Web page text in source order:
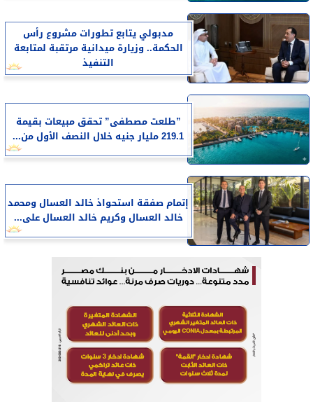
مدبولي يتابع تطورات مشروع رأس
الحكمة.. وزيارة ميدانية مرتقبة لمتابعة
التنفيذ
​”طلعت مصطفى” تحقق مبيعات بقيمة
219.1 مليار جنيه خلال النصف الأول من...
إتمام صفقة استحواذ خالد العسال ومحمد
خالد العسال وكريم خالد العسال على...